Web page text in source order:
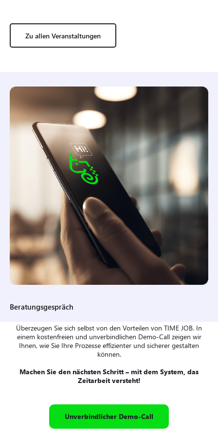
Zu allen Veranstaltungen
Beratungsgespräch
Überzeugen Sie sich selbst von den Vorteilen von TIME JOB. In
einem kostenfreien und unverbindlichen Demo-Call zeigen wir
Ihnen, wie Sie Ihre Prozesse effizienter und sicherer gestalten
können.
Machen Sie den nächsten Schritt – mit dem System, das
Zeitarbeit versteht!
Unverbindlicher Demo-Call